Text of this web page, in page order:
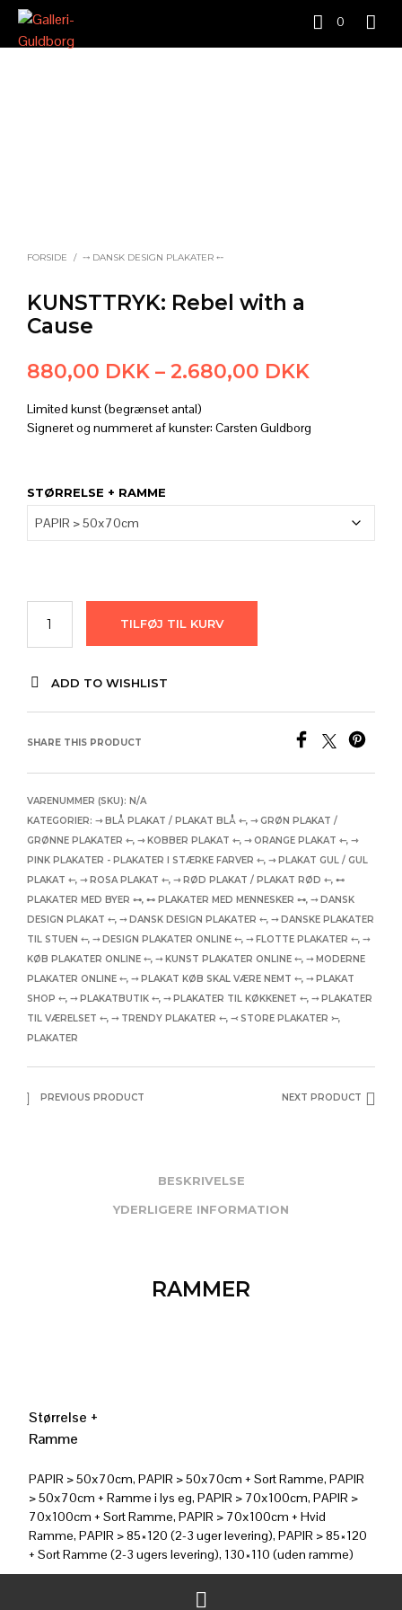
0
FORSIDE / ⤍ DANSK DESIGN PLAKATER ⤌
KUNSTTRYK: Rebel with a
Cause
880,00 DKK – 2.680,00 DKK
til
Limited kunst (begrænset antal)
Signeret og nummeret af kunster: Carsten Guldborg
STØRRELSE + RAMME
TILFØJ TIL KURV
ADD TO WISHLIST
SHARE THIS PRODUCT
VARENUMMER (SKU): N/A
KATEGORIER: ⇾ BLÅ PLAKAT / PLAKAT BLÅ ⇽, ⇾ GRØN PLAKAT /
GRØNNE PLAKATER ⇽, ⇾ KOBBER PLAKAT ⇽, ⇾ ORANGE PLAKAT ⇽, ⇾
PINK PLAKATER - PLAKATER I STÆRKE FARVER ⇽, ⇾ PLAKAT GUL / GUL
PLAKAT ⇽, ⇾ ROSA PLAKAT ⇽, ⇾ RØD PLAKAT / PLAKAT RØD ⇽, ⊷
PLAKATER MED BYER ⊶, ⊷ PLAKATER MED MENNESKER ⊶, ⤍ DANSK
DESIGN PLAKAT ⤌, ⤍ DANSK DESIGN PLAKATER ⤌, ⤍ DANSKE PLAKATER
TIL STUEN ⤌, ⤍ DESIGN PLAKATER ONLINE ⤌, ⤍ FLOTTE PLAKATER ⤌, ⤍
KØB PLAKATER ONLINE ⤌, ⤍ KUNST PLAKATER ONLINE ⤌, ⤍ MODERNE
PLAKATER ONLINE ⤌, ⤍ PLAKAT KØB SKAL VÆRE NEMT ⤌, ⤍ PLAKAT
SHOP ⤌, ⤍ PLAKATBUTIK ⤌, ⤍ PLAKATER TIL KØKKENET ⤌, ⤍ PLAKATER
TIL VÆRELSET ⤌, ⤍ TRENDY PLAKATER ⤌, ⤙ STORE PLAKATER ⤚,
PLAKATER
PREVIOUS PRODUCT NEXT PRODUCT
BESKRIVELSE
YDERLIGERE INFORMATION
RAMMER
Størrelse +
Ramme
PAPIR > 50x70cm, PAPIR > 50x70cm + Sort Ramme, PAPIR
> 50x70cm + Ramme i lys eg, PAPIR > 70x100cm, PAPIR >
70x100cm + Sort Ramme, PAPIR > 70x100cm + Hvid
Ramme, PAPIR > 85×120 (2-3 uger levering), PAPIR > 85×120
+ Sort Ramme (2-3 ugers levering), 130×110 (uden ramme)